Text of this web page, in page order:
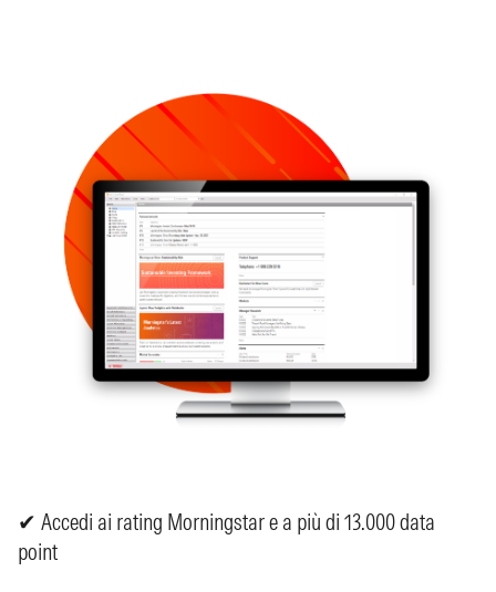
✔ Accedi ai rating Morningstar e a più di 13.000 data
point